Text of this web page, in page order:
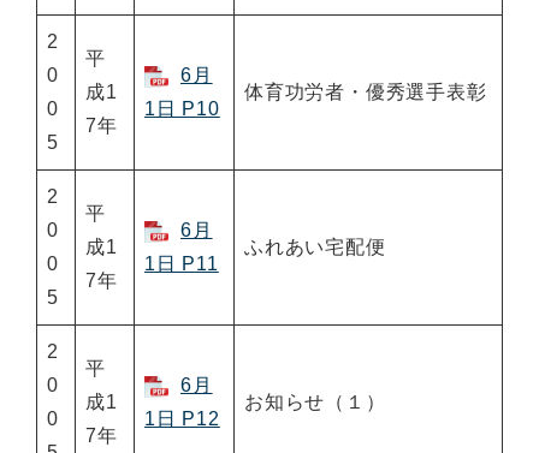
2
0
0
5
平
成1
7年
6月
1日 P10
体育功労者・優秀選手表彰
2
0
0
5
平
成1
7年
6月
1日 P11
ふれあい宅配便
2
0
0
平
成1
7年
6月
1日 P12
お知らせ（１）